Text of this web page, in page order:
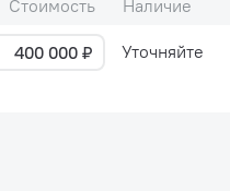
Стоимость Наличие
400 000 ₽ Уточняйте